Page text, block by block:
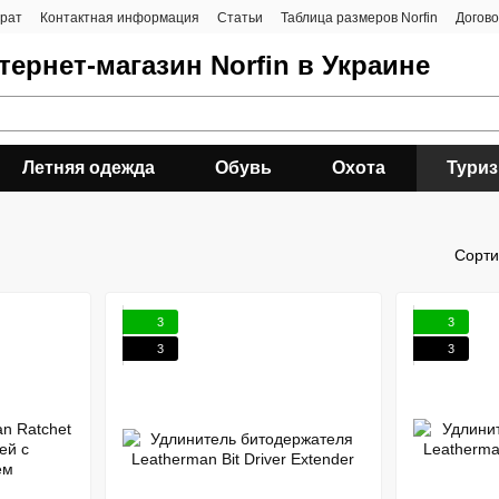
Контактная информация Статьи Таблица размеров Norfin
магазин Norfin в Украине
Летняя одежда Обувь Охота
3
3
3
3